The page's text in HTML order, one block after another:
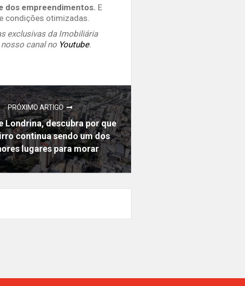
dos empreendimentos. E
condições otimizadas.
exclusivas da Imobiliária
canal no Youtube.
PRÓXIMO ARTIGO
Londrina, descubra por que
continua sendo um dos
lugares para morar